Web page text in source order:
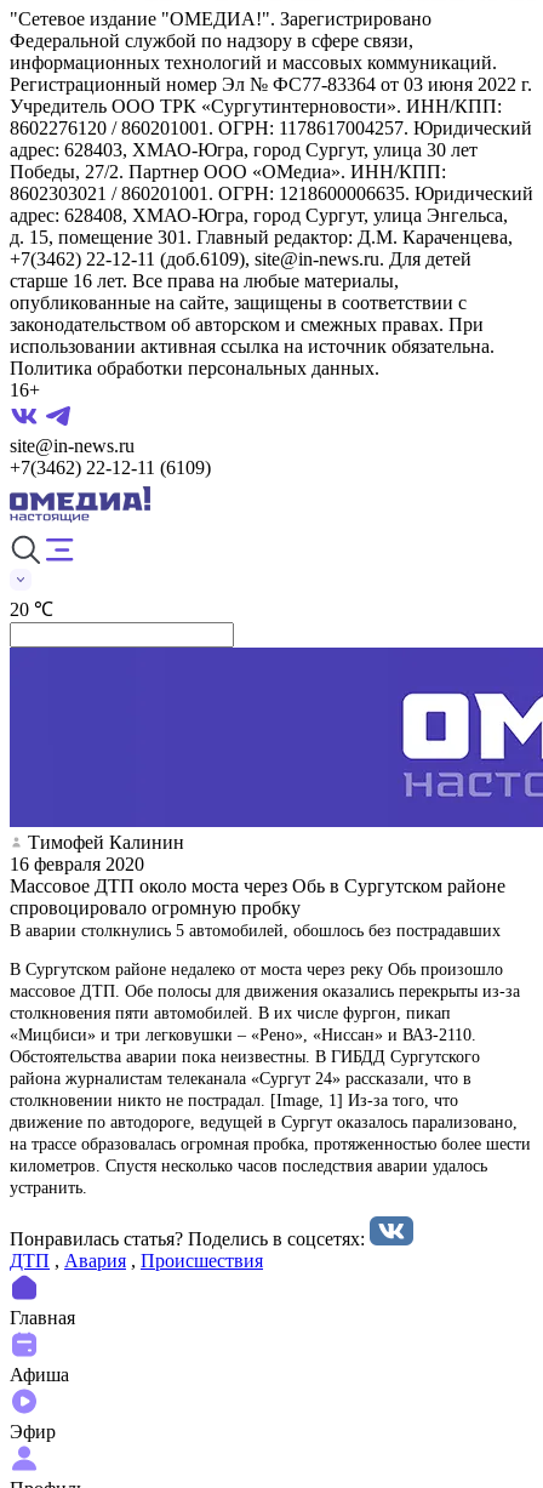
"Сетевое издание "ОМЕДИА!". Зарегистрировано
Федеральной службой по надзору в сфере связи,
информационных технологий и массовых коммуникаций.
Регистрационный номер Эл № ФС77-83364 от 03 июня 2022 г.
Учредитель ООО ТРК «Сургутинтерновости». ИНН/КПП:
8602276120 / 860201001. ОГРН: 1178617004257. Юридический
адрес: 628403, ХМАО-Югра, город Сургут, улица 30 лет
Победы, 27/2. Партнер ООО «ОМедиа». ИНН/КПП:
8602303021 / 860201001. ОГРН: 1218600006635. Юридический
адрес: 628408, ХМАО-Югра, город Сургут, улица Энгельса,
д. 15, помещение 301. Главный редактор: Д.М. Караченцева,
+7(3462) 22-12-11 (доб.6109), site@in-news.ru. Для детей
старше 16 лет. Все права на любые материалы,
опубликованные на сайте, защищены в соответствии с
законодательством об авторском и смежных правах. При
использовании активная ссылка на источник обязательна.
Политика обработки персональных данных.
16+
site@in-news.ru
+7(3462) 22-12-11 (6109)
20 ℃
Тимофей Калинин
16 февраля 2020
Массовое ДТП около моста через Обь в Сургутском районе
спровоцировало огромную пробку
В аварии столкнулись 5 автомобилей, обошлось без пострадавших
В Сургутском районе недалеко от моста через реку Обь произошло
массовое ДТП. Обе полосы для движения оказались перекрыты из-за
столкновения пяти автомобилей. В их числе фургон, пикап
«Мицбиси» и три легковушки – «Рено», «Ниссан» и ВАЗ-2110.
Обстоятельства аварии пока неизвестны. В ГИБДД Сургутского
района журналистам телеканала «Сургут 24» рассказали, что в
столкновении никто не пострадал. [Image, 1] Из-за того, что
движение по автодороге, ведущей в Сургут оказалось парализовано,
на трассе образовалась огромная пробка, протяженностью более шести
километров. Спустя несколько часов последствия аварии удалось
устранить.
Понравилась статья? Поделиcь в соцсетях:
ДТП , Авария , Происшествия
Главная
Афиша
Эфир